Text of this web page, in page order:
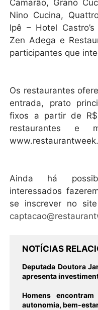
Camarão, Grano
Nino Cucina,
Ipê – Hotel
Zen Adega e
participantes que
Os restaurantes
entrada, prato
fixos a partir de
restaurantes e
Ainda há
interessados
se inscrever no
NOTÍCIAS
Deputada Doutora
apresenta
Homens
autonomia,